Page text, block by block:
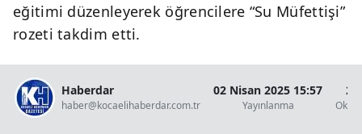
eğitimi düzenleyerek öğrencilere “Su Müfettişi”
rozeti takdim etti.
Haberdar
haber@kocaelihaberdar.com.tr
02 Nisan 2025 15:57
Yayınlanma
2